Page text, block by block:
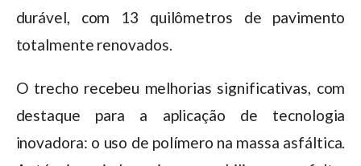
durável, com 13 quilômetros de pavimento
totalmente renovados.
O trecho recebeu melhorias significativas, com
destaque para a aplicação de tecnologia
inovadora: o uso de polímero na massa asfáltica.